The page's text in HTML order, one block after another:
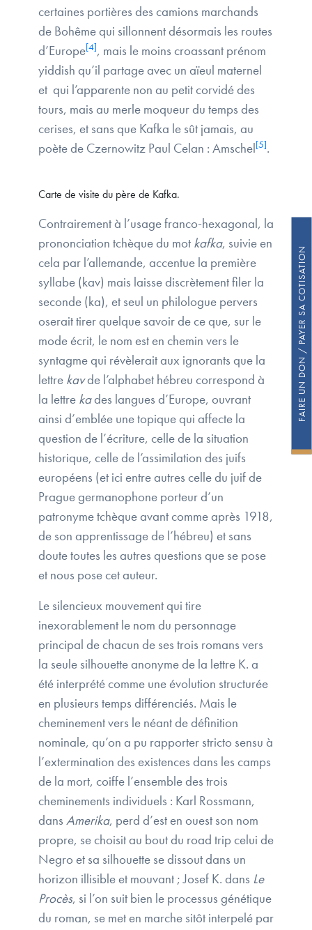
FAIRE UN DON / PAYER SA COTISATION
certaines portières des camions marchands
de Bohême qui sillonnent désormais les routes
d’Europe[4], mais le moins croassant prénom
yiddish qu’il partage avec un aïeul maternel
et qui l’apparente non au petit corvidé des
tours, mais au merle moqueur du temps des
cerises, et sans que Kafka le sût jamais, au
poète de Czernowitz Paul Celan : Amschel[5].
Carte de visite du père de Kafka.
Contrairement à l’usage franco-hexagonal, la
prononciation tchèque du mot kafka, suivie en
cela par l’allemande, accentue la première
syllabe (kav) mais laisse discrètement filer la
seconde (ka), et seul un philologue pervers
oserait tirer quelque savoir de ce que, sur le
mode écrit, le nom est en chemin vers le
syntagme qui révèlerait aux ignorants que la
lettre kavde l’alphabet hébreu correspond à
la lettre kades langues d’Europe, ouvrant
ainsi d’emblée une topique qui affecte la
question de l’écriture, celle de la situation
historique, celle de l’assimilation des juifs
européens (et ici entre autres celle du juif de
Prague germanophone porteur d’un
patronyme tchèque avant comme après 1918,
de son apprentissage de l’hébreu) et sans
doute toutes les autres questions que se pose
et nous pose cet auteur.
Le silencieux mouvement qui tire
inexorablement le nom du personnage
principal de chacun de ses trois romans vers
la seule silhouette anonyme de la lettre K. a
été interprété comme une évolution structurée
en plusieurs temps différenciés. Mais le
cheminement vers le néant de définition
nominale, qu’on a pu rapporter stricto sensu à
l’extermination des existences dans les camps
de la mort, coiffe l’ensemble des trois
cheminements individuels : Karl Rossmann,
dans Amerika, perd d’est en ouest son nom
propre, se choisit au bout du road trip celui de
Negro et sa silhouette se dissout dans un
horizon illisible et mouvant ; Josef K. dans Le
Procès, si l’on suit bien le processus génétique
du roman, se met en marche sitôt interpelé par